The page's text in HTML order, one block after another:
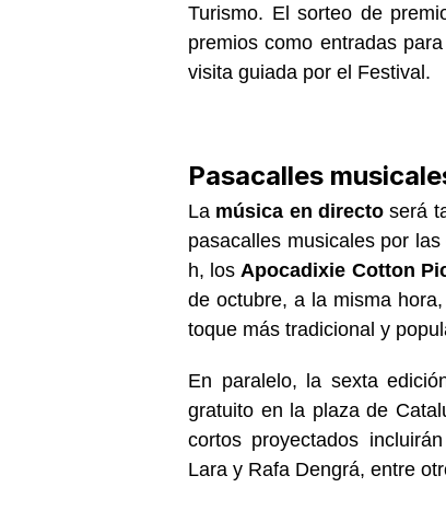
Turismo. El sorteo de
premios como entradas
visita guiada por el Festival.
Pasacalles
La música en directo será
pasacalles musicales por
h, los Apocadixie Cotton
de octubre, a la misma hora,
toque más tradicional y
En paralelo, la sexta
gratuito en la plaza de
cortos proyectados
Lara y Rafa Dengrá, entre